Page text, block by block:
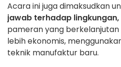
Acara ini juga dimaksudkan
jawab terhadap lingkungan,
pameran yang
lebih ekonomis,
teknik manufaktur baru.